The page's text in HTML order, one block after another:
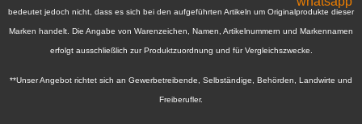
bedeutet jedoch nicht, dass es sich bei den aufgeführten Artikeln um Originalprodukte dieser
Marken handelt. Die Angabe von Warenzeichen, Namen, Artikelnummern und Markennamen
erfolgt ausschließlich zur Produktzuordnung und für Vergleichszwecke.
**Unser Angebot richtet sich an Gewerbetreibende, Selbständige, Behörden, Landwirte und
Freiberufler.